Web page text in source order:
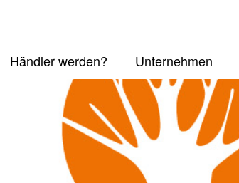
Händler werden? Unternehmen